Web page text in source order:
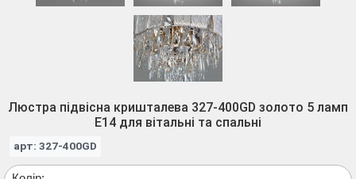
Люстра підвісна кришталева 327-400GD золото 5 ламп
E14 для вітальні та спальні
арт: 327-400GD